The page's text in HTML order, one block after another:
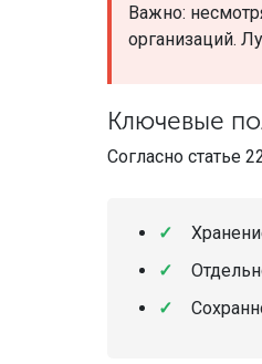
Важно:
организаций.
Ключевые
Согласно статье